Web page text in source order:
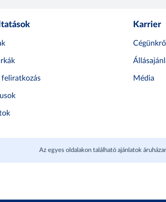
feliratkozás
Karrier
Cégünkről
Média
Az egyes oldalakon található ajánlatok